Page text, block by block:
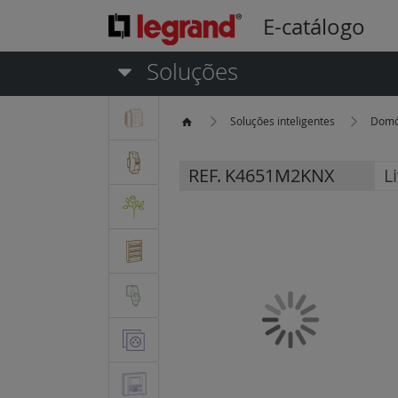
E-catálogo
Soluções
Soluções inteligentes
REF. K4651M2KNX